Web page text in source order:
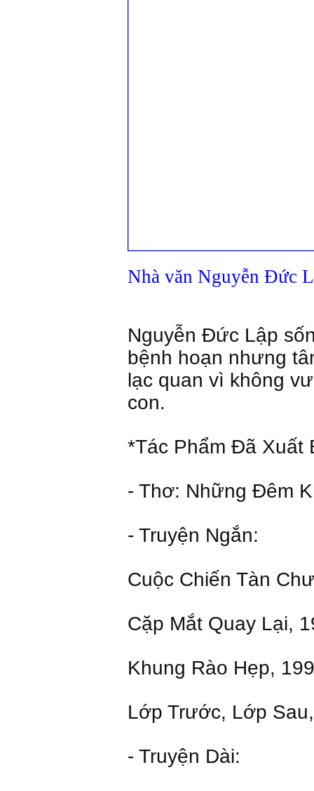
Nhà văn Nguyễn Đức
Nguyễn Đức Lập
bệnh hoạn nhưng
lạc quan vì không
con.
*Tác Phẩm Đã Xuất
- Thơ: Những Đêm
- Truyện Ngắn:
Cuộc Chiến Tàn
Cặp Mắt Quay Lại,
Khung Rào Hẹp,
Lớp Trước, Lớp
- Truyện Dài: